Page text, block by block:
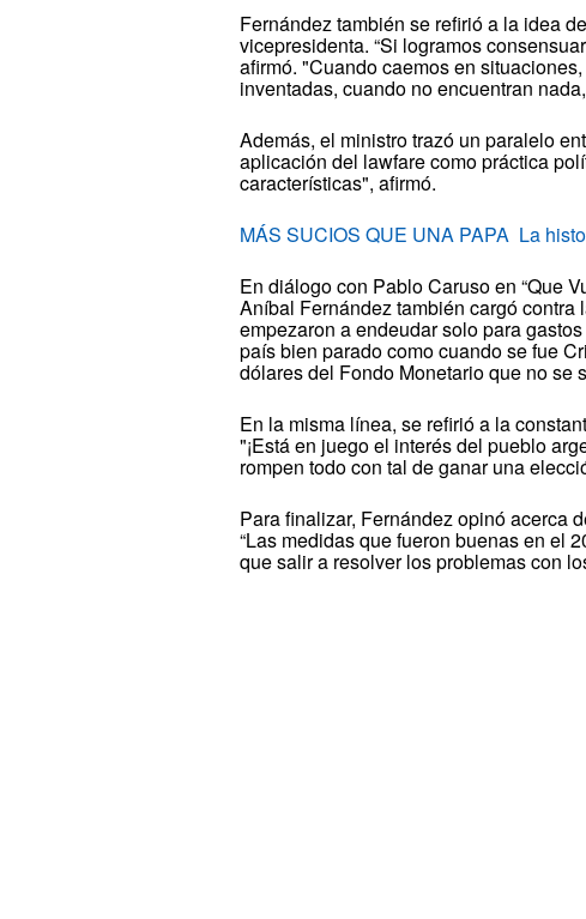
Fernández también se refirió a la idea
vicepresidenta. “Si logramos
afirmó. "Cuando caemos en
inventadas, cuando no encuentran
Además, el ministro trazó un paralelo
aplicación del lawfare como práctica
características", afirmó.
MÁS SUCIOS QUE UNA PAPA La
En diálogo con Pablo Caruso en “Que
Aníbal Fernández también cargó contra
empezaron a endeudar solo para
país bien parado como cuando se fue
dólares del Fondo Monetario que no se
En la misma línea, se refirió a la
"¡Está en juego el interés del pueblo
rompen todo con tal de ganar una
Para finalizar, Fernández opinó acerca
“Las medidas que fueron buenas en el
que salir a resolver los problemas con